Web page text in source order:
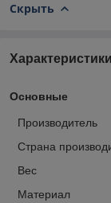
Скрыть
Характеристики
Основные
Производитель
Страна
Вес
Материал